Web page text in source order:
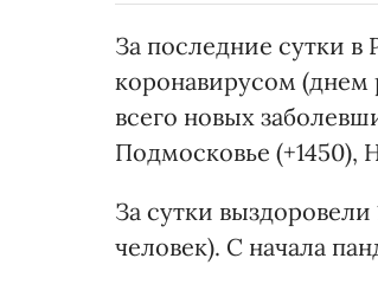
За последние сутки в
коронавирусом (днем
всего новых
Подмосковье (+1450),
За сутки выздоровели
человек). С начала